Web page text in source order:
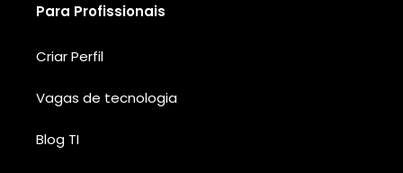
Para Profissionais
Criar Perfil
Vagas de tecnologia
Blog TI